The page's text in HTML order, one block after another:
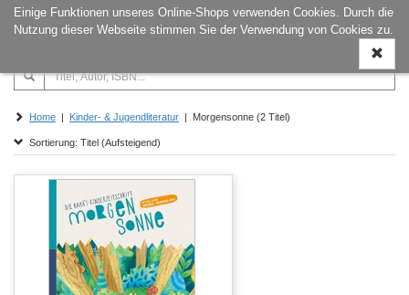
Einige Funktionen unseres Online-Shops verwenden Cookies. Durch die
Nutzung dieser Webseite stimmen Sie der Verwendung von Cookies zu.
ein-/
Home | Kinder- & Jugendliteratur | Morgensonne (2 Titel)
Sortierung: Titel (Aufsteigend)